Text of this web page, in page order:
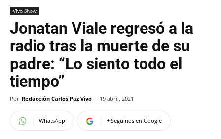
Vivo Show
Jonatan Viale regresó a la
radio tras la muerte de su
padre: “Lo siento todo el
tiempo”
Por Redacción Carlos Paz Vivo - 19 abril, 2021
WhatsApp + Seguinos en Google